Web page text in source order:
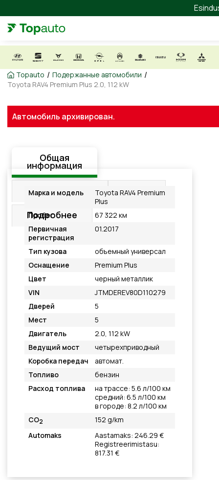
Topauto / Подержанные автомобили /
Toyota RAV4 Premium Plus 2.0, 112 kW
Автомобиль архивирован.
Общая
информация
Оборудование Видео
Подробнее
Марка и модель
Toyota RAV4 Premium
Plus
Пробег
67 322 км
Первичная
регистрация
01.2017
Тип кузова
объемный универсал
Оснащение
Premium Plus
Цвет
черный металлик
VIN
JTMDEREV80D110279
Дверей
5
Мест
5
Двигатель
2.0, 112 kW
Ведущий мост
четырехприводный
Коробка передач
автомат.
Топливо
бензин
Расход топлива
на трассе: 5.6 л/100 км
средний: 6.5 л/100 км
в городе: 8.2 л/100 км
CO2
152 g/km
Automaks
Aastamaks: 246.29 €
Registreerimistasu:
817.31 €